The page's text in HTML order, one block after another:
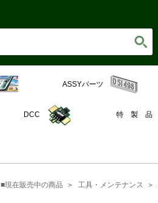
ASSYパーツ
DCC 特 製 品
■現在販売中の商品 工具・メンテナンス